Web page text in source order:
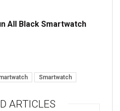
All Black Smartwatch
Smartwatch
ARTICLES